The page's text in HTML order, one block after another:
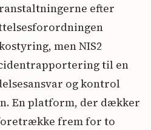
efter
men NIS2
til en
og kontrol
En platform, der dækker
frem for to